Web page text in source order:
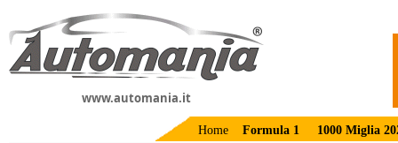
www.automania.it
Home Formula 1 1000 Miglia